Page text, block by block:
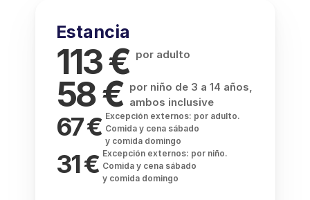
Estancia
113 € por adulto
58 € por niño de 3 a 14 años,
ambos inclusive
67 € Excepción externos: por adulto.
Comida y cena sábado
y comida domingo
31 € Excepción externos: por niño.
Comida y cena sábado
y comida domingo